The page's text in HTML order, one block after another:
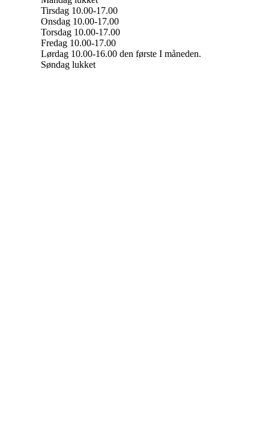
Tirsdag 10.00-17.00
Onsdag 10.00-17.00
Torsdag 10.00-17.00
Fredag 10.00-17.00
Lørdag 10.00-16.00 den første I måneden.
Søndag lukket